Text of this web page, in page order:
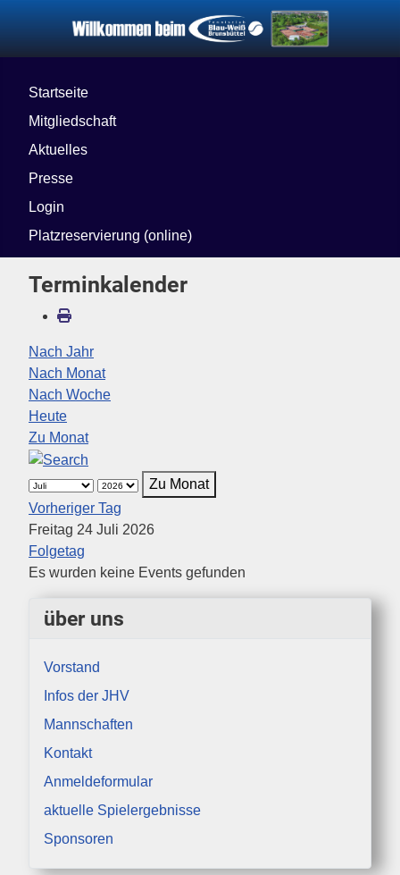
Startseite
Mitgliedschaft
Aktuelles
Presse
Login
Platzreservierung (online)
Terminkalender
Nach Jahr
Nach Monat
Nach Woche
Heute
Zu Monat
Zu Monat
Vorheriger Tag
Freitag 24 Juli 2026
Folgetag
Es wurden keine Events gefunden
über uns
Vorstand
Infos der JHV
Mannschaften
Kontakt
Anmeldeformular
aktuelle Spielergebnisse
Sponsoren